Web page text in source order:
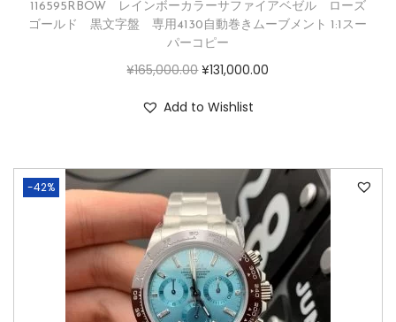
116595RBOW レインボーカラーサファイアベゼル ローズ
ゴールド 黒文字盤 専用4130自動巻きムーブメント 1:1スー
パーコピー
¥165,000.00 ¥131,000.00
Add to Wishlist
-42%